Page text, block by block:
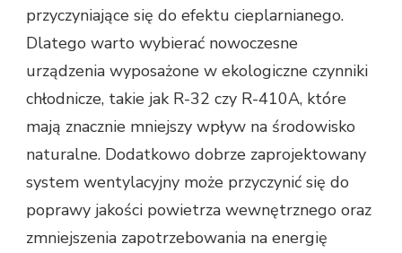
przyczyniające się do efektu cieplarnianego.
Dlatego warto wybierać nowoczesne
urządzenia wyposażone w ekologiczne czynniki
chłodnicze, takie jak R-32 czy R-410A, które
mają znacznie mniejszy wpływ na środowisko
naturalne. Dodatkowo dobrze zaprojektowany
system wentylacyjny może przyczynić się do
poprawy jakości powietrza wewnętrznego oraz
zmniejszenia zapotrzebowania na energię